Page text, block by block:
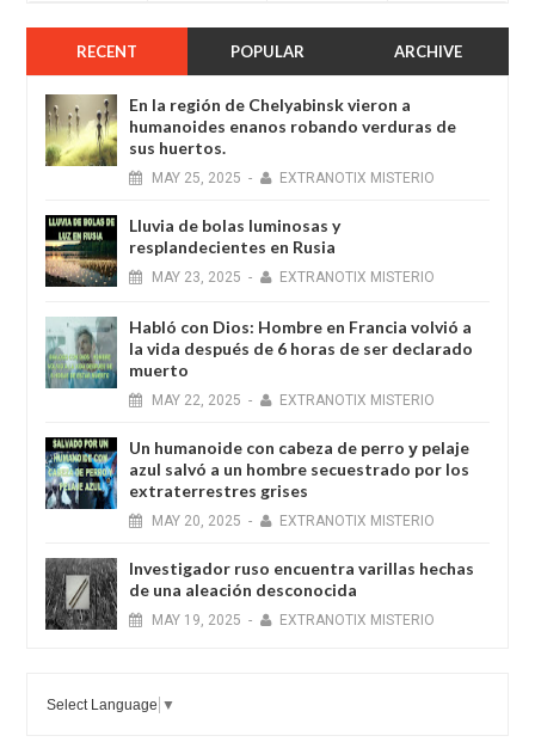
RECENT POPULAR ARCHIVE
En la región de Chelyabinsk vieron a
humanoides enanos robando verduras de
sus huertos.
MAY 25, 2025 - EXTRANOTIX MISTERIO
Lluvia de bolas luminosas y
resplandecientes en Rusia
MAY 23, 2025 - EXTRANOTIX MISTERIO
Habló con Dios: Hombre en Francia volvió a
la vida después de 6 horas de ser declarado
muerto
MAY 22, 2025 - EXTRANOTIX MISTERIO
Un humanoide con cabeza de perro у pelaje
azul salvó a un hombre secuestrado por los
extraterrestres grises
MAY 20, 2025 - EXTRANOTIX MISTERIO
Investigador ruso encuentra varillas hechas
de una aleación desconocida
MAY 19, 2025 - EXTRANOTIX MISTERIO
Select Language ▼